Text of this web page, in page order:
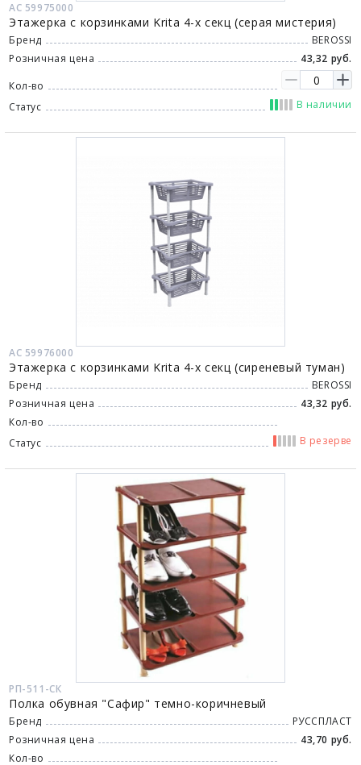
АС 59975000
Этажерка с корзинками Krita 4-х секц (серая мистерия)
Бренд
BEROSSI
Розничная цена
43,32 руб.
Кол-во
Статус
В наличии
АС 59976000
Этажерка с корзинками Krita 4-х секц (сиреневый туман)
Бренд
BEROSSI
Розничная цена
43,32 руб.
Кол-во
Статус
В резерве
РП-511-СК
Полка обувная "Сафир" темно-коричневый
Бренд
РУССПЛАСТ
Розничная цена
43,70 руб.
Кол-во